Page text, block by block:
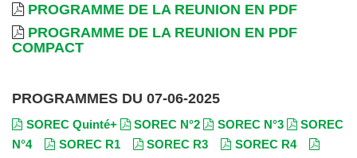
PROGRAMME DE LA REUNION EN PDF
PROGRAMME DE LA REUNION EN PDF
COMPACT
PROGRAMMES DU 07-06-2025
SOREC Quinté+ SOREC N°2 SOREC N°3
SOREC
N°4
SOREC R1 SOREC R3
SOREC R4